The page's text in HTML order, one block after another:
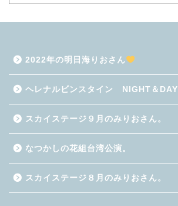
2022年の明日海りおさん
ヘレナルビンスタイン NIGHT＆DAY
スカイステージ９月のみりおさん。
なつかしの花組台湾公演。
スカイステージ８月のみりおさん。